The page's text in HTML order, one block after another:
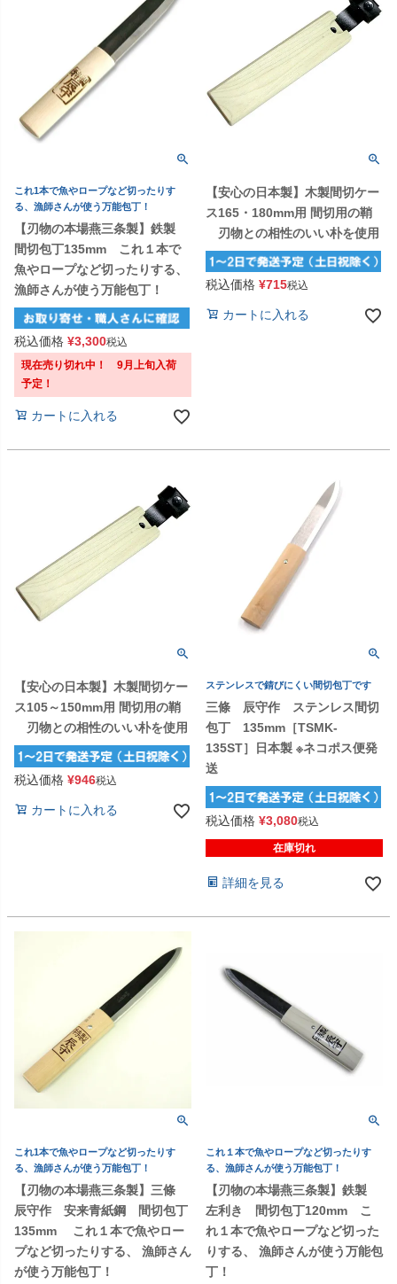
これ1本で魚やロープなど切ったりす
る、漁師さんが使う万能包丁！
【刃物の本場燕三条製】鉄製
間切包丁135mm これ１本で
魚やロープなど切ったりする、
漁師さんが使う万能包丁！
税込価格 ¥3,300税込
現在売り切れ中！ 9月上旬入荷
予定！
カートに入れる
【安心の日本製】木製間切ケー
ス165・180mm用 間切用の鞘
刃物との相性のいい朴を使用
税込価格 ¥715税込
カートに入れる
【安心の日本製】木製間切ケー
ス105～150mm用 間切用の鞘
刃物との相性のいい朴を使用
税込価格 ¥946税込
カートに入れる
ステンレスで錆びにくい間切包丁です
三條 辰守作 ステンレス間切
包丁 135mm［TSMK-
135ST］日本製 ※ネコポス便発
送
税込価格 ¥3,080税込
在庫切れ
詳細を見る
これ1本で魚やロープなど切ったりす
る、漁師さんが使う万能包丁！
【刃物の本場燕三条製】三條
辰守作 安来青紙鋼 間切包丁
135mm これ１本で魚やロー
プなど切ったりする、 漁師さん
が使う万能包丁！
これ１本で魚やロープなど切ったりす
る、漁師さんが使う万能包丁！
【刃物の本場燕三条製】鉄製
左利き 間切包丁120mm こ
れ１本で魚やロープなど切った
りする、 漁師さんが使う万能包
丁！